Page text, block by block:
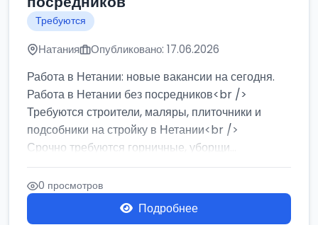
Требуются
Натания Опубликовано: 17.06.2026
Работа в Нетании: новые вакансии на сегодня.
Работа в Нетании без посредников<br />
Требуются строители, маляры, плиточники и
подсобники на стройку в Нетании<br />
Срочно требуются горничные, уборщи...
0 просмотров
Подробнее